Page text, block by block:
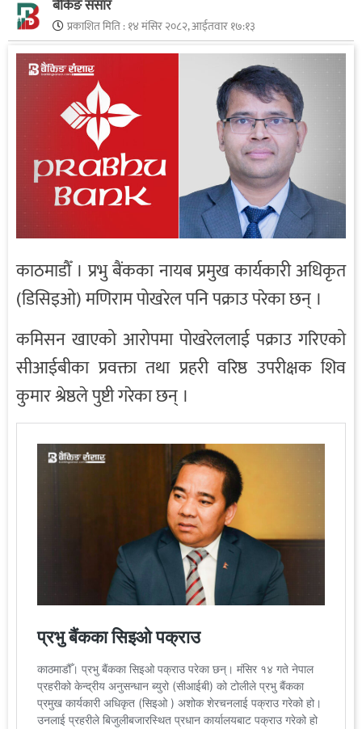
बैंकिङ संसार
प्रकाशित मिति :१४ मंसिर २०८२, आईतवार १७:१३
काठमाडौँ । प्रभु बैंकका नायब प्रमुख कार्यकारी अधिकृत
(डिसिइओ) मणिराम पोखरेल पनि पक्राउ परेका छन् ।
कमिसन खाएको आरोपमा पोखरेललाई पक्राउ गरिएको
सीआईबीका प्रवक्ता तथा प्रहरी वरिष्ठ उपरीक्षक शिव
कुमार श्रेष्ठले पुष्टी गरेका छन् ।